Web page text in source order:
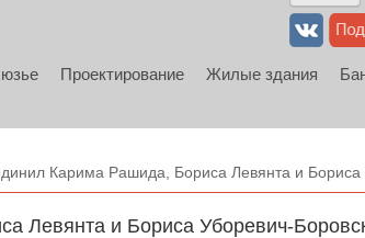
Проектирование Жилые здания
Карима Рашида, Бориса Левянта и Бориса
Левянта и Бориса Уборевич-